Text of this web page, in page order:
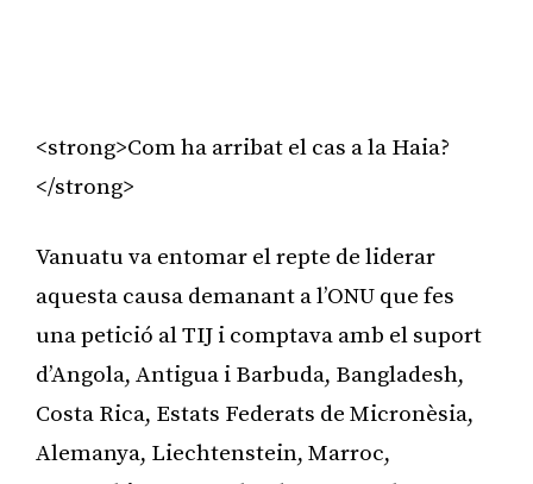
<strong>Com ha arribat el cas a la Haia?
</strong>
Vanuatu va entomar el repte de liderar
aquesta causa demanant a l’ONU que fes
una petició al TIJ i comptava amb el suport
d’Angola, Antigua i Barbuda, Bangladesh,
Costa Rica, Estats Federats de Micronèsia,
Alemanya, Liechtenstein, Marroc,